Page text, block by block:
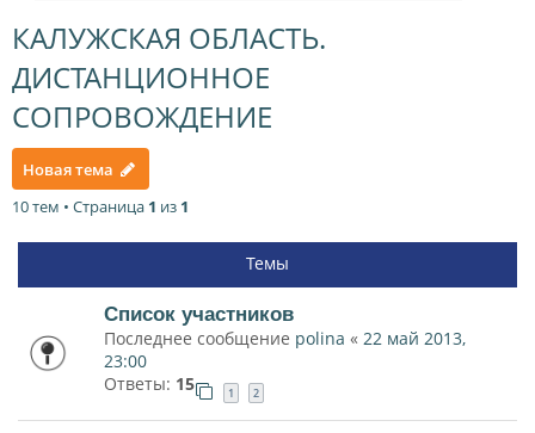
КАЛУЖСКАЯ ОБЛАСТЬ.
ДИСТАНЦИОННОЕ
СОПРОВОЖДЕНИЕ
Новая тема
10 тем • Страница 1 из 1
Темы
Список участников
Последнее сообщение polina « 22 май 2013,
23:00
Ответы: 15 1 2